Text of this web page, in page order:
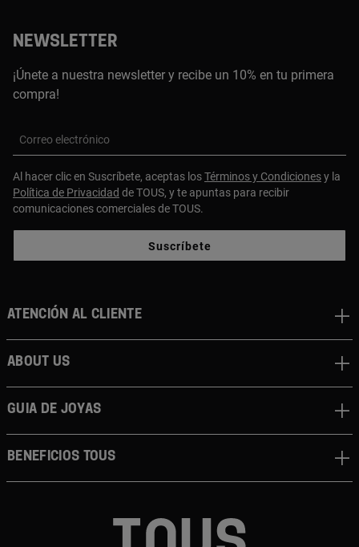
NEWSLETTER
¡Únete a nuestra newsletter y recibe un 10% en tu primera
compra!
Correo electrónico
Al hacer clic en Suscríbete, aceptas losTérminos y Condicionesy la
Política de Privacidad de TOUS, y te apuntas para recibir
comunicaciones comerciales de TOUS.
Suscríbete
Atención al cliente
About us
Guia de joyas
Beneficios TOUS